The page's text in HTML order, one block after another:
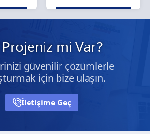
mi Var?
güvenilir çözümlerle
için bize ulaşın.
İletişime Geç